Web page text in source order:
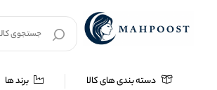
دسته بندی های کالا برند ها